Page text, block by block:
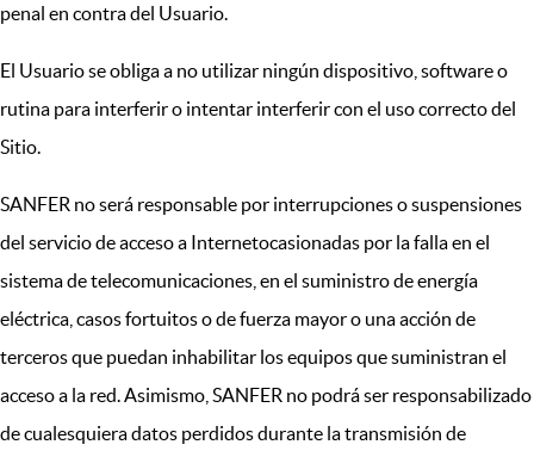
penal en contra del Usuario.
El Usuario se obliga a no utilizar ningún dispositivo, software o
rutina para interferir o intentar interferir con el uso correcto del
Sitio.
SANFER no será responsable por interrupciones o suspensiones
del servicio de acceso a Internetocasionadas por la falla en el
sistema de telecomunicaciones, en el suministro de energía
eléctrica, casos fortuitos o de fuerza mayor o una acción de
terceros que puedan inhabilitar los equipos que suministran el
acceso a la red. Asimismo, SANFER no podrá ser responsabilizado
de cualesquiera datos perdidos durante la transmisión de